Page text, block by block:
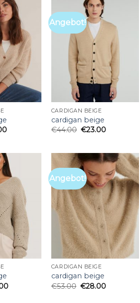
Angebot!
CARDIGAN BEIGE
cardigan beige
€44.00 €23.00
Angebot!
CARDIGAN BEIGE
cardigan beige
€53.00 €28.00